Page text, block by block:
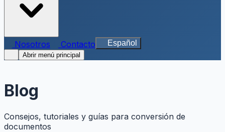
Nosotros Contacto Español
Abrir menú principal
Blog
Consejos, tutoriales y guías para conversión de
documentos